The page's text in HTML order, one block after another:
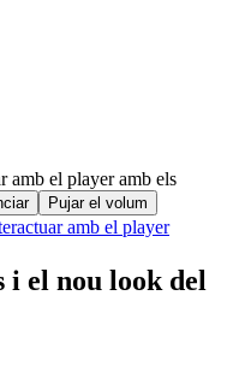
amb el player amb els
Pujar el volum
amb el player
i el nou look del